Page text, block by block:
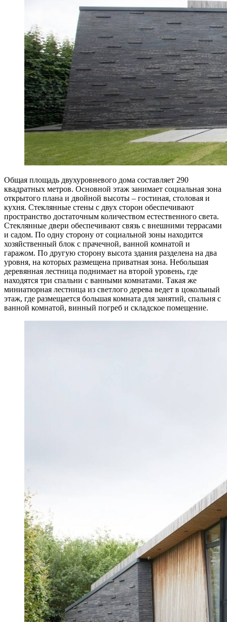
Общая площадь двухуровневого дома составляет 290
квадратных метров. Основной этаж занимает социальная зона
открытого плана и двойной высоты – гостиная, столовая и
кухня. Стеклянные стены с двух сторон обеспечивают
пространство достаточным количеством естественного света.
Стеклянные двери обеспечивают связь с внешними террасами
и садом. По одну сторону от социальной зоны находится
хозяйственный блок с прачечной, ванной комнатой и
гаражом. По другую сторону высота здания разделена на два
уровня, на которых размещена приватная зона. Небольшая
деревянная лестница поднимает на второй уровень, где
находятся три спальни с ванными комнатами. Такая же
миниатюрная лестница из светлого дерева ведет в цокольный
этаж, где размещается большая комната для занятий, спальня с
ванной комнатой, винный погреб и складское помещение.